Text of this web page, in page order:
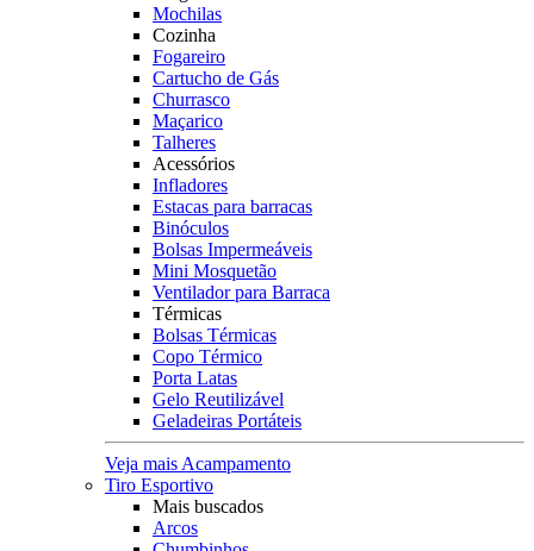
Mochilas
Cozinha
Fogareiro
Cartucho de Gás
Churrasco
Maçarico
Talheres
Acessórios
Infladores
Estacas para barracas
Binóculos
Bolsas Impermeáveis
Mini Mosquetão
Ventilador para Barraca
Térmicas
Bolsas Térmicas
Copo Térmico
Porta Latas
Gelo Reutilizável
Geladeiras Portáteis
Veja mais Acampamento
Tiro Esportivo
Mais buscados
Arcos